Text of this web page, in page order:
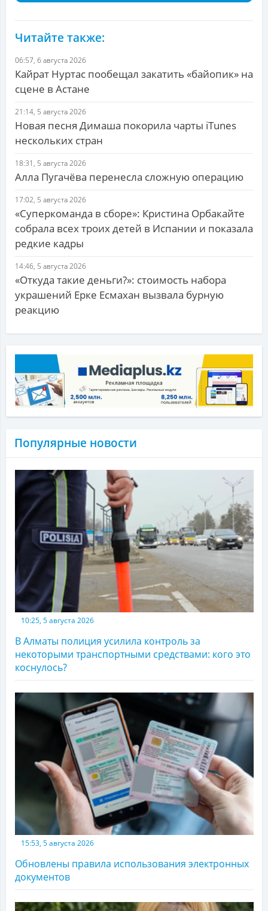
Читайте также:
06:57, 6 августа 2026
Кайрат Нуртас пообещал закатить «байопик» на
сцене в Астане
21:14, 5 августа 2026
Новая песня Димаша покорила чарты iTunes
нескольких стран
18:31, 5 августа 2026
Алла Пугачёва перенесла сложную операцию
17:02, 5 августа 2026
«Суперкоманда в сборе»: Кристина Орбакайте
собрала всех троих детей в Испании и показала
редкие кадры
14:46, 5 августа 2026
«Откуда такие деньги?»: стоимость набора
украшений Ерке Есмахан вызвала бурную
реакцию
Популярные новости
10:25, 5 августа 2026
В Алматы полиция усилила контроль за
некоторыми транспортными средствами: кого это
коснулось?
15:53, 5 августа 2026
Обновлены правила использования электронных
документов